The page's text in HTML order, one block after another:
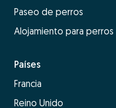
Paseo de perros
Alojamiento para perros
Países
Francia
Reino Unido